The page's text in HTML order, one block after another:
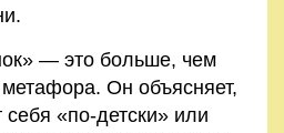
— это больше, чем
Он объясняет,
«по-детски» или